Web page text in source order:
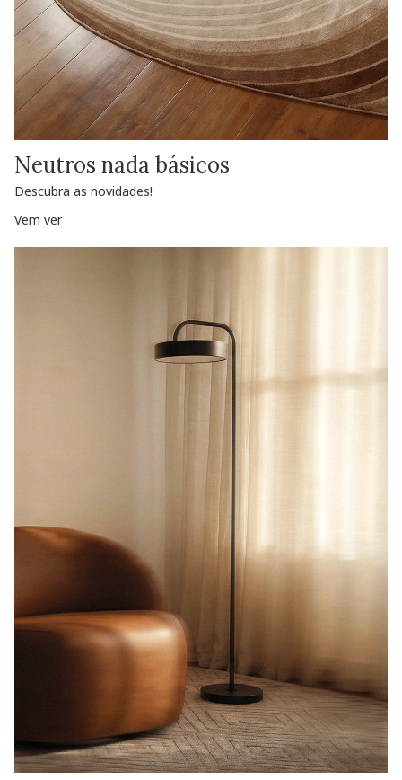
Neutros nada básicos
Descubra as novidades!
Vem ver